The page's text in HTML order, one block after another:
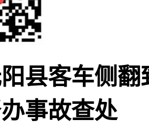
县客车侧
事故查处